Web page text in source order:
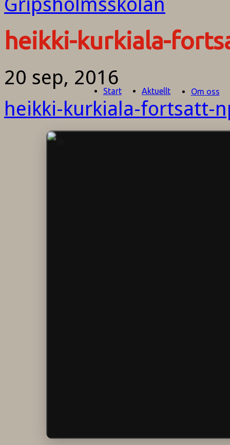
Start Aktuellt Om oss
heikki-kurkiala-
20 sep, 2016
heikki-kurkiala-fortsatt-